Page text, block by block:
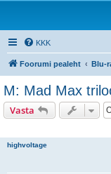
KKK
Foorumi pealeht Blu-
M: Mad Max
Vasta
highvoltage